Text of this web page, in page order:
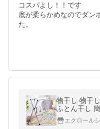
コスパよし！！です
底が柔らかめなのでダン
た。
物干し 物干
ふとん干し
タンド 折り
干し 洗濯物
エクロール